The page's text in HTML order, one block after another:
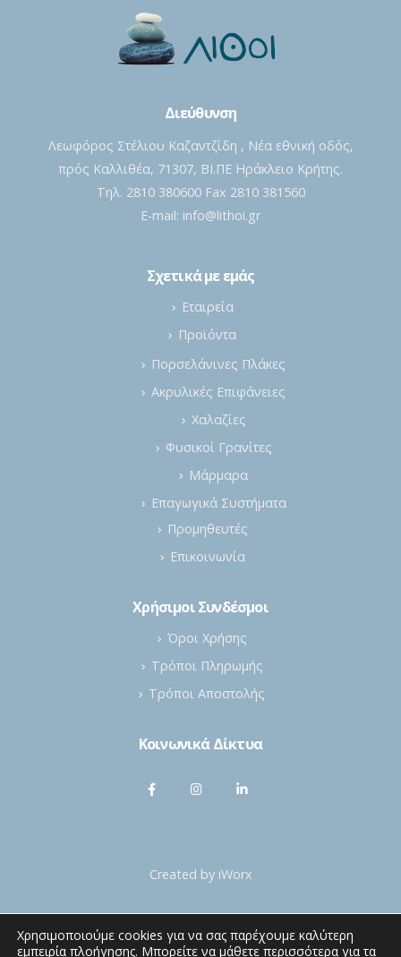
Διεύθυνση
Λεωφόρος Στέλιου Καζαντζίδη , Νέα εθνική οδός,
πρός Καλλιθέα, 71307, ΒΙ.ΠΕ Ηράκλειο Κρήτης.
Τηλ. 2810 380600 Fax 2810 381560
E-mail: info@lithoi.gr
Σχετικά με εμάς
Εταιρεία
Προϊόντα
Πορσελάνινες Πλάκες
Ακρυλικές Επιφάνειες
Χαλαζίες
Φυσικοί Γρανίτες
Μάρμαρα
Επαγωγικά Συστήματα
Προμηθευτές
Επικοινωνία
Χρήσιμοι Συνδέσμοι
Όροι Χρήσης
Τρόποι Πληρωμής
Τρόποι Αποστολής
Κοινωνικά Δίκτυα
Created by iWorx
Χρησιμοποιούμε cookies για να σας παρέχουμε καλύτερη
εμπειρία πλοήγησης. Μπορείτε να μάθετε περισσότερα για τα